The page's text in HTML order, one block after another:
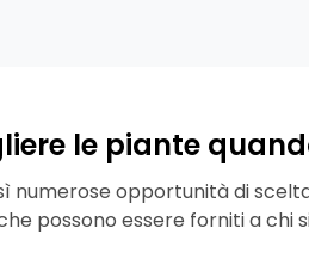
le piante
numerose opportunità di
possono essere forniti a